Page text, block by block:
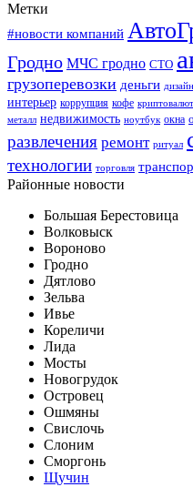
Метки
#новости компаний
Гродно МЧС гродно СТО
грузоперевозки деньги дизайн
интерьер коррупция кофе
металл недвижимость ноутбук окна
развлечения ремонт ритуал
технологии торговля
Районные новости
Большая Берестовица
Волковыск
Вороново
Гродно
Дятлово
Зельва
Ивье
Кореличи
Лида
Мосты
Новогрудок
Островец
Ошмяны
Свислочь
Слоним
Сморгонь
Щучин